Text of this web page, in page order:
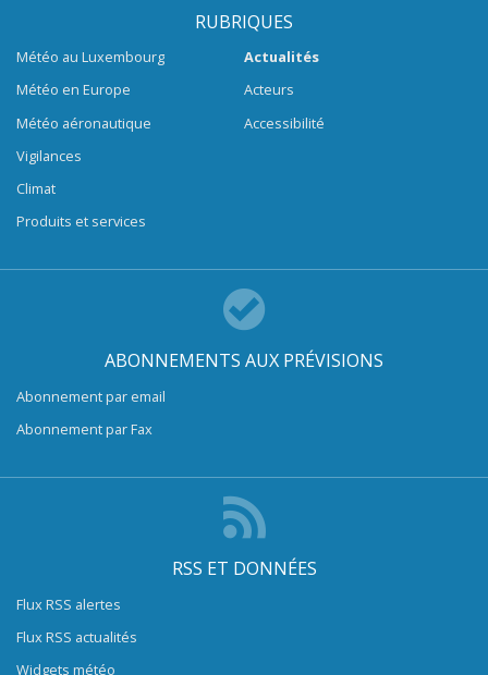
RUBRIQUES
Météo au Luxembourg
Météo en Europe
Météo aéronautique
Vigilances
Climat
Produits et services
Actualités
Acteurs
Accessibilité
ABONNEMENTS AUX PRÉVISIONS
Abonnement par email
Abonnement par Fax
RSS ET DONNÉES
Flux RSS alertes
Flux RSS actualités
Widgets météo